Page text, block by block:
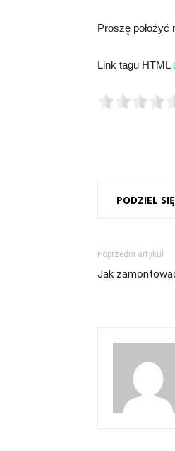
Proszę położyć
Link tagu HTML
PODZIEL SIĘ
Poprzedni artykuł
Jak